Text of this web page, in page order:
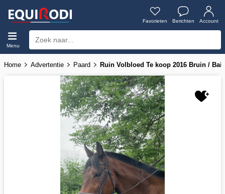
Favorieten Berichten Account
Menu
Home Advertentie Paard Ruin Volbloed Te koop 2016 Bruin / Bai